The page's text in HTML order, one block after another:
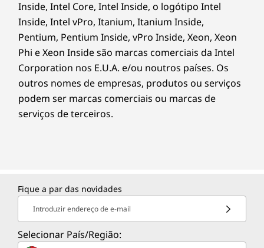
Inside, Intel Core, Intel Inside, o logótipo Intel
Inside, Intel vPro, Itanium, Itanium Inside,
Pentium, Pentium Inside, vPro Inside, Xeon, Xeon
Phi e Xeon Inside são marcas comerciais da Intel
Corporation nos E.U.A. e/ou noutros países. Os
outros nomes de empresas, produtos ou serviços
podem ser marcas comerciais ou marcas de
serviços de terceiros.
Fique a par das novidades
Introduzir endereço de e-mail
Selecionar País/Região: